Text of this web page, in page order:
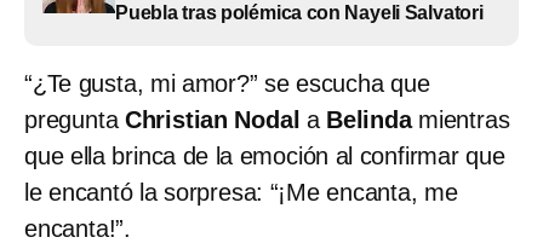
Puebla tras polémica con Nayeli Salvatori
“¿Te gusta, mi amor?” se escucha que
pregunta Christian Nodal a Belindamientras
que ella brinca de la emoción al confirmar que
le encantó la sorpresa: “¡Me encanta, me
encanta!”.